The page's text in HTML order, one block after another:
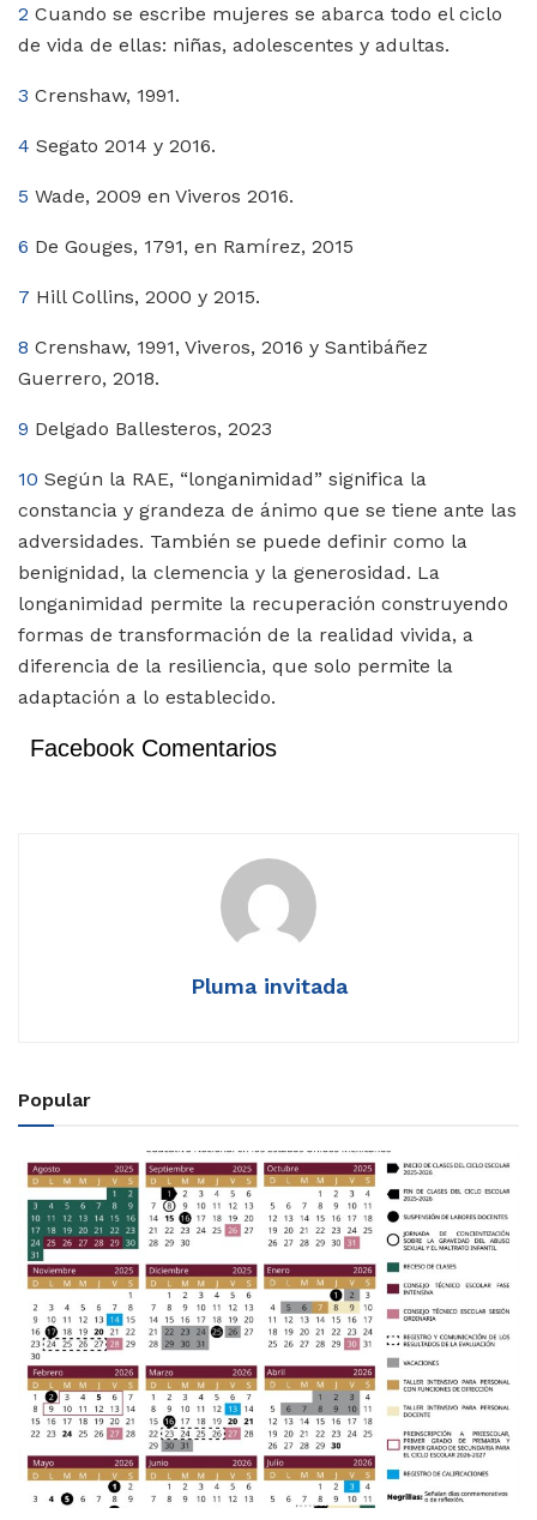
2 Cuando se escribe mujeres se abarca todo el ciclo
de vida de ellas: niñas, adolescentes y adultas.
3 Crenshaw, 1991.
4 Segato 2014 y 2016.
5 Wade, 2009 en Viveros 2016.
6 De Gouges, 1791, en Ramírez, 2015
7 Hill Collins, 2000 y 2015.
8 Crenshaw, 1991, Viveros, 2016 y Santibáñez
Guerrero, 2018.
9 Delgado Ballesteros, 2023
10 Según la RAE, “longanimidad” significa la
constancia y grandeza de ánimo que se tiene ante las
adversidades. También se puede definir como la
benignidad, la clemencia y la generosidad. La
longanimidad permite la recuperación construyendo
formas de transformación de la realidad vivida, a
diferencia de la resiliencia, que solo permite la
adaptación a lo establecido.
Facebook Comentarios
Pluma invitada
Popular